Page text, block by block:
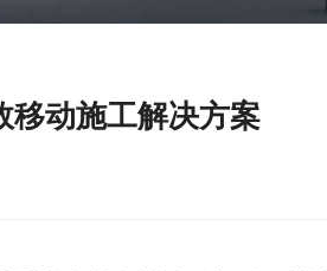
移动施工解决方案